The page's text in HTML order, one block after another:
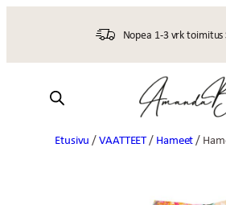
Nopea 1-3 vrk toimitus
Etusivu /VAATTEET/ Hameet/